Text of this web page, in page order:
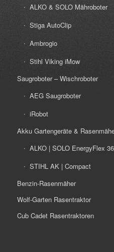
ALKO & SOLO Mähroboter
Stiga AutoClip
Ambrogio
Stihl Viking iMow
Saugroboter – Wischroboter
AEG Saugroboter
iRobot
Akku Gartengeräte &
ALKO | SOLO EnergyFlex
STIHL AK | Compact
Benzin-Rasenmäher
Wolf-Garten Rasentraktor
Cub Cadet Rasentraktoren